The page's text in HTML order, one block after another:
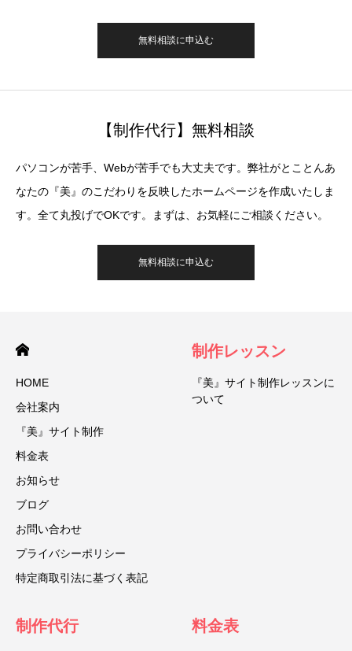
無料相談に申込む
【制作代行】無料相談
パソコンが苦手、Webが苦手でも大丈夫です。弊社がとことんあ
なたの『美』のこだわりを反映したホームページを作成いたしま
す。全て丸投げでOKです。まずは、お気軽にご相談ください。
無料相談に申込む
HOME
会社案内
『美』サイト制作
料金表
お知らせ
ブログ
お問い合わせ
プライバシーポリシー
特定商取引法に基づく表記
制作レッスン
『美』サイト制作レッスンに
ついて
制作代行 料金表